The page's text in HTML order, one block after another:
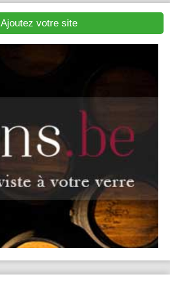
Ajoutez votre site